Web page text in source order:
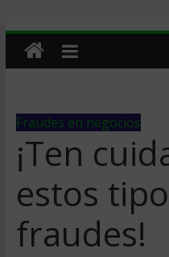
Fraudes en negocios
¡Ten
estos
fraudes!